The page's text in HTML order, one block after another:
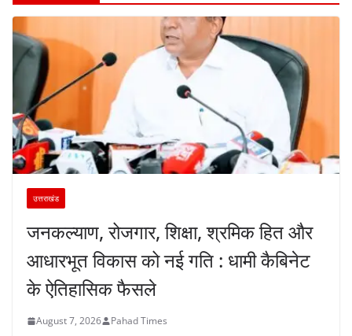
उत्तराखंड
जनकल्याण, रोजगार, शिक्षा, श्रमिक हित और
आधारभूत विकास को नई गति : धामी कैबिनेट
के ऐतिहासिक फैसले
August 7, 2026 Pahad Times